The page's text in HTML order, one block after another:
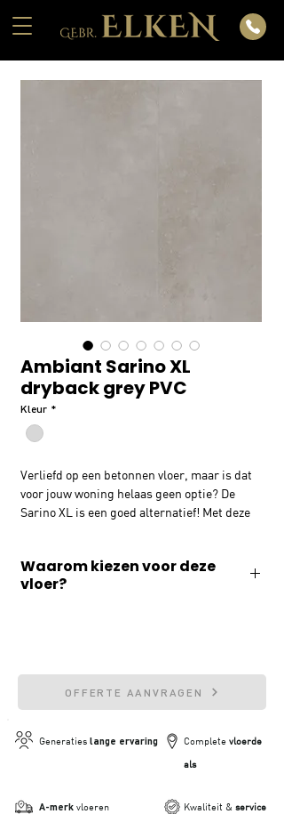
Ambiant Sarino XL
dryback grey PVC
Kleur *
Verliefd op een betonnen vloer, maar is dat
voor jouw woning helaas geen optie? De
Sarino XL is een goed alternatief! Met deze
combineren met vloerverwarming en -
koeling en is bovendien ook nog eens
Waarom kiezen voor deze
vloer?
✓ 20 jaar fabrieksgarantie
✓ Geschikt voor vloerverwarming
Generaties lange ervaring Complete vloerde
als
A-merk vloeren Kwaliteit & service
OFFERTE AANVRAGEN